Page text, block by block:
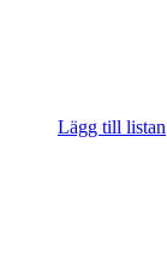
Lägg till listan